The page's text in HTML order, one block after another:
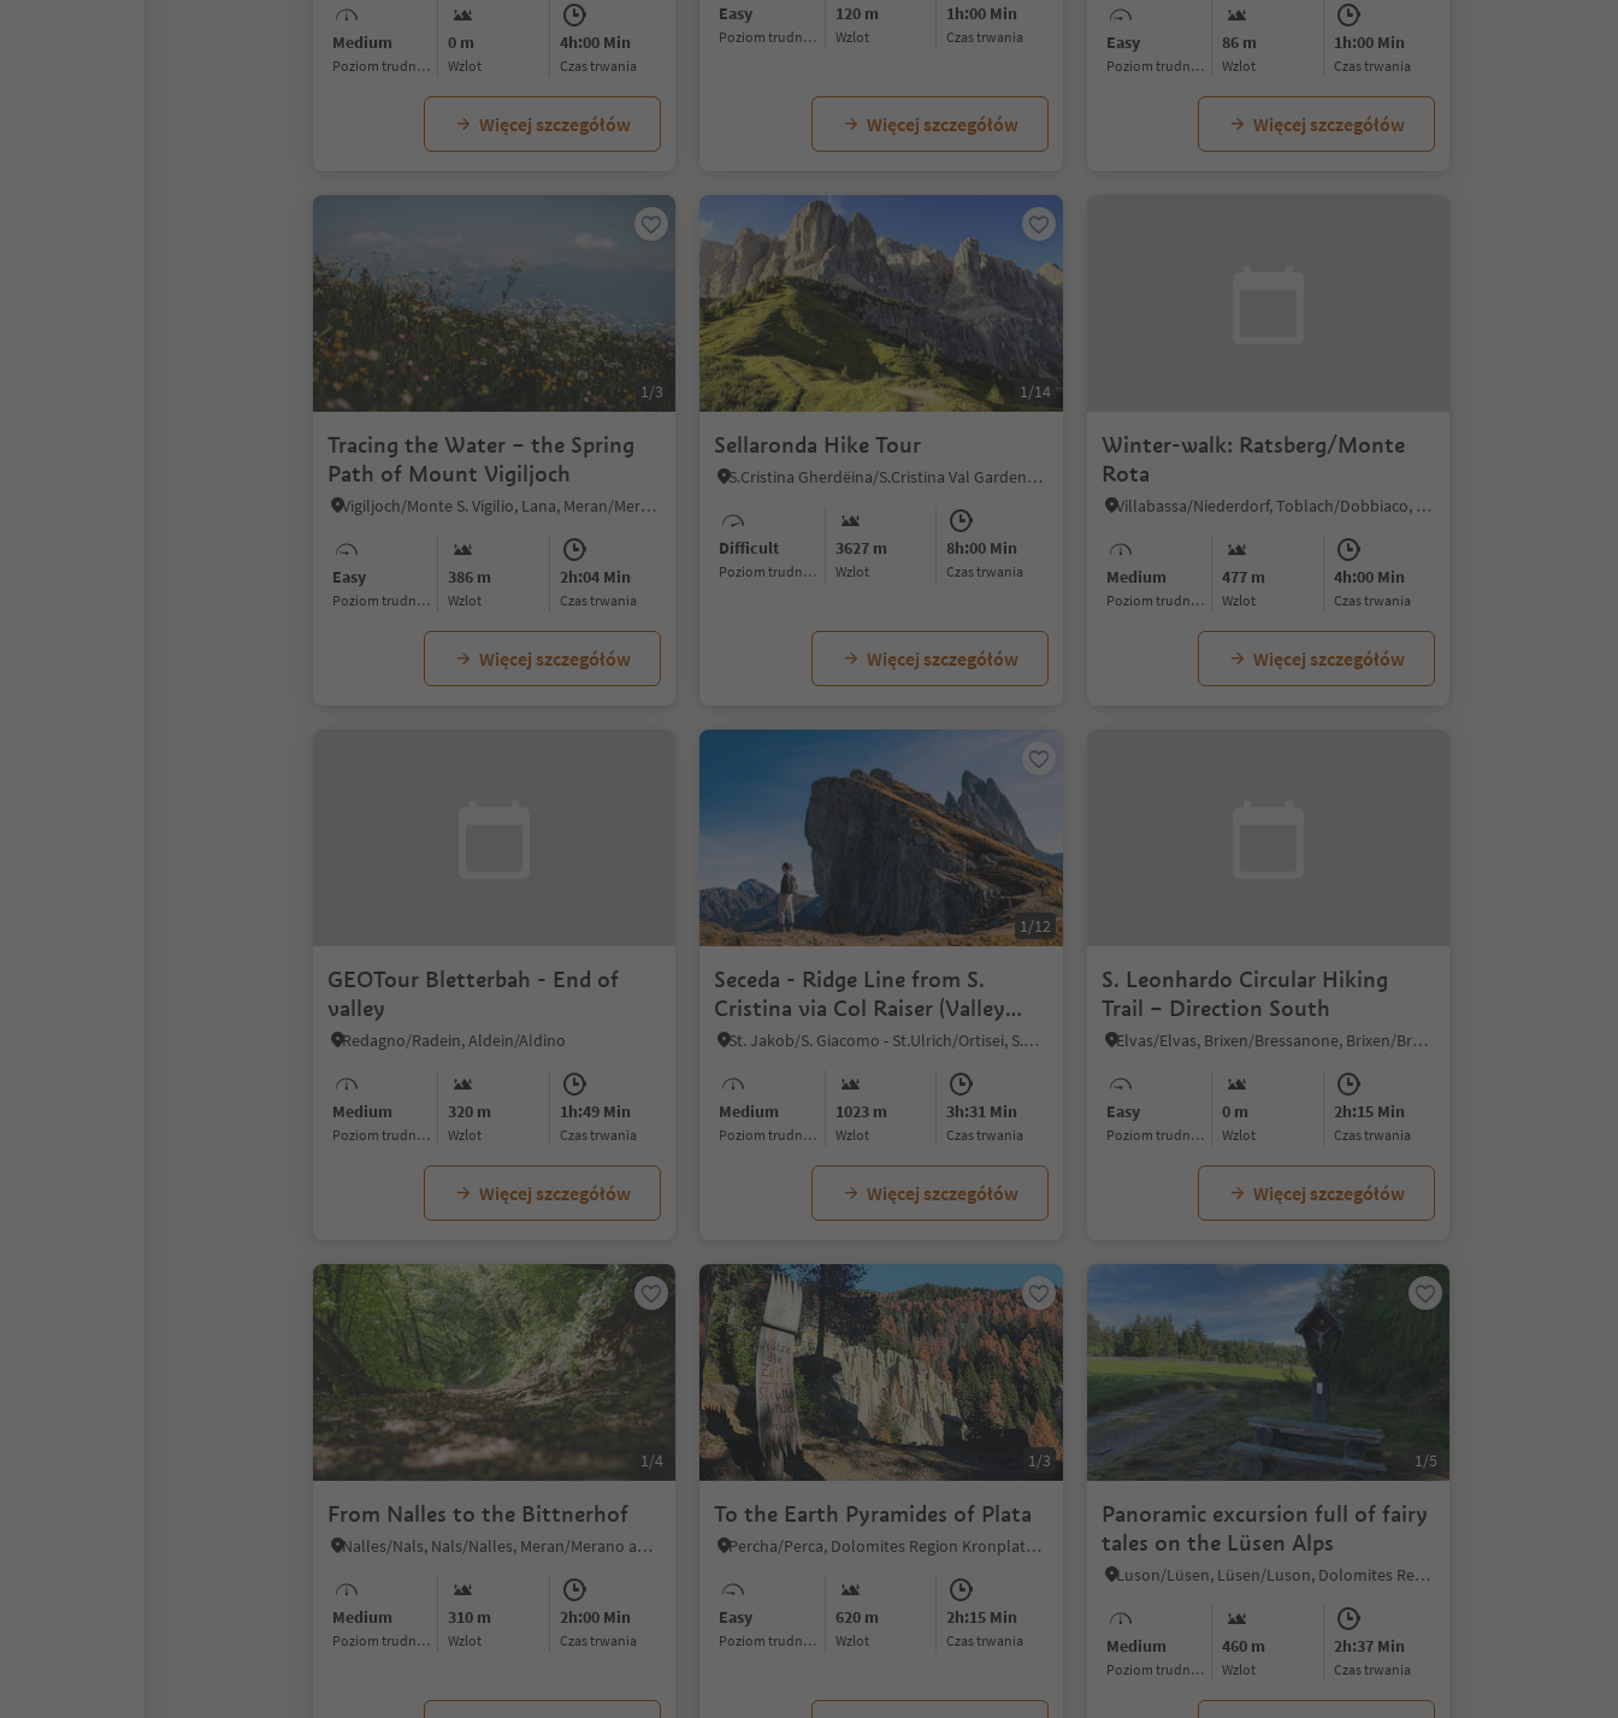
Medium
Poziom trudności
0 m
Wzlot
4h:00 Min
czas trwania
Więcej szczegółów
Easy
Poziom trudności
120 m
Wzlot
1h:00 Min
czas trwania
Więcej szczegółów
Easy
Poziom trudności
86 m
Wzlot
1h:00 Min
czas trwania
Więcej szczegółów
1/3
Tracing the Water – the Spring
Path of Mount Vigiljoch
Vigiljoch/Monte S. Vigilio, Lana, Meran/Merano and environs
Easy
Poziom trudności
386 m
Wzlot
2h:04 Min
czas trwania
Więcej szczegółów
1/14
Sellaronda Hike Tour
S.Cristina Gherdëina/S.Cristina Val Gardena/S.Cristina Gherdëina/St.Christina in Gröden, Sëlva/Selva di Val Gardena, Dolomites Region Val Gardena
Difficult
Poziom trudności
3627 m
Wzlot
8h:00 Min
czas trwania
Więcej szczegółów
Winter-walk: Ratsberg/Monte
Rota
Villabassa/Niederdorf, Toblach/Dobbiaco, Dolomites Region 3 Zinnen
Medium
Poziom trudności
477 m
Wzlot
4h:00 Min
czas trwania
Więcej szczegółów
GEOTour Bletterbah - End of
valley
Redagno/Radein, Aldein/Aldino
Medium
Poziom trudności
320 m
Wzlot
1h:49 Min
czas trwania
Więcej szczegółów
1/12
Seceda - Ridge Line from S.
Cristina via Col Raiser (Valley
station) - Troi de Frëines
St. Jakob/S. Giacomo - St.Ulrich/Ortisei, S.Crestina Gherdëina/Santa Cristina Val Gardana, Dolomites Region Val Gardena
Medium
Poziom trudności
1023 m
Wzlot
3h:31 Min
czas trwania
Więcej szczegółów
S. Leonhardo Circular Hiking
Trail – Direction South
Elvas/Elvas, Brixen/Bressanone, Brixen/Bressanone and environs
Easy
Poziom trudności
0 m
Wzlot
2h:15 Min
czas trwania
Więcej szczegółów
1/4
From Nalles to the Bittnerhof
Nalles/Nals, Nals/Nalles, Meran/Merano and environs
Medium
Poziom trudności
310 m
Wzlot
2h:00 Min
czas trwania
1/3
To the Earth Pyramides of Plata
Percha/Perca, Dolomites Region Kronplatz/Plan de Corones
Easy
Poziom trudności
620 m
Wzlot
2h:15 Min
czas trwania
1/5
Panoramic excursion full of fairy
tales on the Lüsen Alps
Luson/Lüsen, Lüsen/Luson, Dolomites Region Lüsen Villnöss
Medium
Poziom trudności
460 m
Wzlot
2h:37 Min
czas trwania